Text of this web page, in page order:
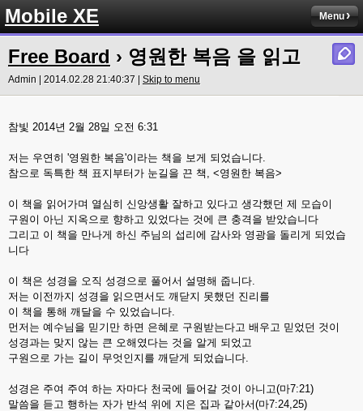
Mobile XE Menu
Free Board › 영원한 복음 을 읽고
Admin | 2014.02.28 21:40:37 | Skip to menu
참빛 2014년 2월 28일 오전 6:31
저는 우연히 '영원한 복음'이라는 책을 보게 되었습니다.
참으로 독특한 책 표지부터가 눈길을 끈 책, <영원한 복음>
이 책을 읽어가며 열심히 신앙생활 잘하고 있다고 생각했던 제 모습이
구원이 아닌 지옥으로 향하고 있었다는 것에 큰 충격을 받았습니다
그리고 이 책을 만나게 하신 주님의 섭리에 감사와 영광을 돌리게 되었습
니다
이 책은 성경을 오직 성경으로 풀어서 설명해 줍니다.
저는 이전까지 성경을 읽으면서도 깨닫지 못했던 진리를
이 책을 통해 깨달을 수 있었습니다.
먼저는 예수님을 믿기만 하면 은혜로 구원받는다고 배우고 믿었던 것이
성경과는 맞지 않는 큰 오해였다는 것을 알게 되었고
구원으로 가는 길이 무엇인지를 깨닫게 되었습니다.
성경은 주여 주여 하는 자마다 천국에 들어갈 것이 아니고(마7:21)
말씀을 듣고 행하는 자가 반석 위에 지은 집과 같아서(마7:24,25)